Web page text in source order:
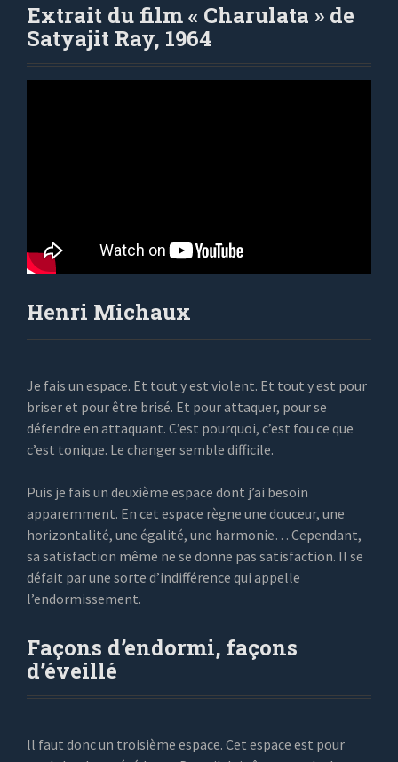
Extrait du film « Charulata » de
Satyajit Ray, 1964
Henri Michaux
Je fais un espace. Et tout y est violent. Et tout y est pour
briser et pour être brisé. Et pour attaquer, pour se
défendre en attaquant. C’est pourquoi, c’est fou ce que
c’est tonique. Le changer semble difficile.
Puis je fais un deuxième espace dont j’ai besoin
apparemment. En cet espace règne une douceur, une
horizontalité, une égalité, une harmonie… Cependant,
sa satisfaction même ne se donne pas satisfaction. Il se
défait par une sorte d’indifférence qui appelle
l’endormissement.
Façons d’endormi, façons
d’éveillé
ll faut donc un troisième espace. Cet espace est pour